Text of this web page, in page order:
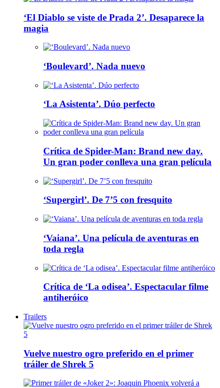
‘El Diablo se viste de Prada 2’. Desaparece la
magia
‘Boulevard’. Nada nuevo
‘La Asistenta’. Dúo perfecto
Crítica de Spider-Man: Brand new day.
Un gran poder conlleva una gran película
‘Supergirl’. De 7’5 con fresquito
‘Vaiana’. Una película de aventuras en
toda regla
Crítica de ‘La odisea’. Espectacular filme
antiheróico
Trailers
Vuelve nuestro ogro preferido en el primer
tráiler de Shrek 5